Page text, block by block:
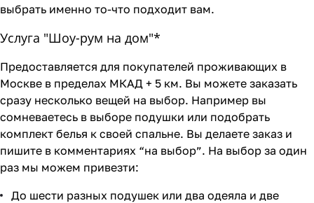
выбрать именно то-что подходит вам.
Услуга "Шоу-рум на дом"*
Предоставляется для покупателей проживающих в
Москве в пределах МКАД + 5 км. Вы можете заказать
сразу несколько вещей на выбор. Например вы
сомневаетесь в выборе подушки или подобрать
комплект белья к своей спальне. Вы делаете заказ и
пишите в комментариях “на выбор”. На выбор за один
раз мы можем привезти:
До шести разных подушек или два одеяла и две